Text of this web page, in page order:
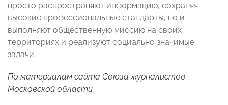
просто распространяют информацию, сохраняя
высокие профессиональные стандарты, но и
выполняют общественную миссию на своих
территориях и реализуют социально значимые
задачи.
По материалам сайта Союза журналистов
Московской области